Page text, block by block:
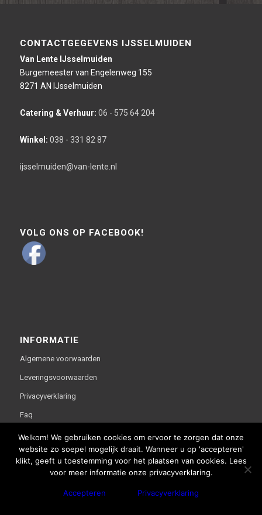
CONTACTGEGEVENS IJSSELMUIDEN
Van Lente IJsselmuiden
Burgemeester van Engelenweg 155
8271 AN IJsselmuiden
Catering & Verhuur: 06 - 575 64 204
Winkel: 038 - 331 82 87
ijsselmuiden@van-lente.nl
VOLG ONS OP FACEBOOK!
INFORMATIE
Algemene voorwaarden
Leveringsvoorwaarden
Privacyverklaring
Faq
WebThisSign | © Copyright - Van Lente
Welkom! We gebruiken cookies om ervoor te zorgen dat onze
website zo soepel mogelijk draait. Wanneer u op 'accepteren'
klikt, geeft u toestemming voor het plaatsen van cookies. Lees
voor meer informatie onze privacyverklaring.
Accepteren Privacyverklaring